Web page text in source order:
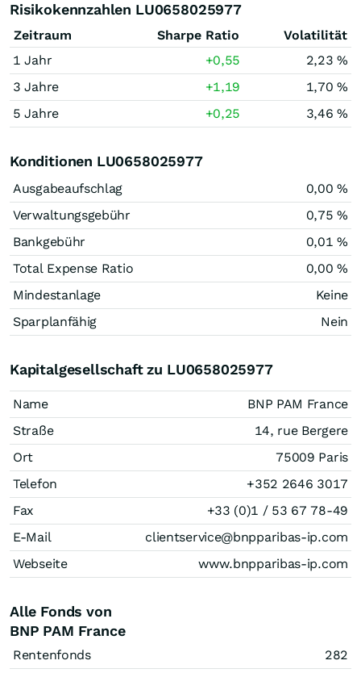
Risikokennzahlen LU0658025977
Zeitraum Sharpe Ratio
Volatilität
1 Jahr
+0,55
2,23 %
3 Jahre
+1,19
1,70 %
5 Jahre
+0,25 3,46 %
Konditionen LU0658025977
Ausgabeaufschlag
0,00 %
Verwaltungsgebühr
0,75 %
Bankgebühr
0,01 %
Total Expense Ratio
0,00 %
Mindestanlage
Keine
Sparplanfähig
Nein
Kapitalgesellschaft zu LU0658025977
Name
BNP PAM France
Straße
14, rue Bergere
Ort
75009 Paris
Telefon
+352 2646 3017
Fax
+33 (0)1 / 53 67 78-49
E-Mail
clientservice@bnpparibas-ip.com
Webseite
www.bnpparibas-ip.com
Alle Fonds von
BNP PAM France
Rentenfonds
282